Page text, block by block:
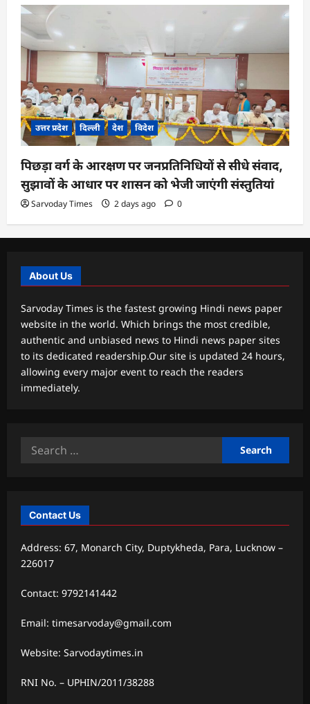
उत्तर प्रदेश दिल्ली देश विदेश
पिछड़ा वर्ग के आरक्षण पर जनप्रतिनिधियों से सीधे संवाद,
सुझावों के आधार पर शासन को भेजी जाएंगी संस्तुतियां
Sarvoday Times 2 days ago 0
About Us
Sarvoday Times is the fastest growing Hindi news paper
website in the world. Which brings the most credible,
authentic and unbiased news to Hindi news paper sites
to its dedicated readership.Our site is updated 24 hours,
allowing every major event to reach the readers
immediately.
Search
Contact Us
Address: 67, Monarch City, Duptykheda, Para, Lucknow –
226017
Contact: 9792141442
Email: timesarvoday@gmail.com
Website: Sarvodaytimes.in
RNI No. – UPHIN/2011/38288